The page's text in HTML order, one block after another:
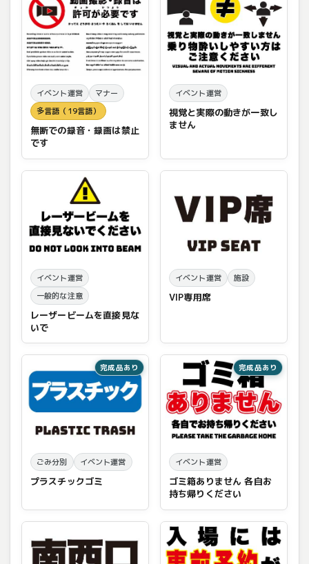
イベント運営
マナー
多言語（19言語）
無断での録音・録画は禁止
です
イベント運営
視覚と実際の動きが一致し
ません
イベント運営
一般的な注意
レーザービームを直接見な
いで
イベント運営 施設
VIP専用席
完成品あり
ごみ分別 イベント運営
プラスチックゴミ
完成品あり
イベント運営
ゴミ箱ありません 各自お
持ち帰りください